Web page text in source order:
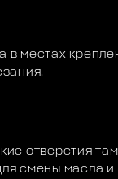
в местах
отверстия
смены масла и